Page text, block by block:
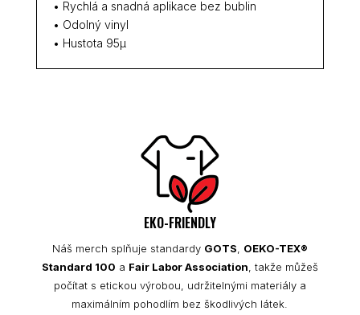
• Rychlá a snadná aplikace bez bublin
• Odolný vinyl
• Hustota 95µ
EKO-FRIENDLY
Náš merch splňuje standardy GOTS
OEKO-TEX®
Standard 100 a Fair Labor Association , takže můžeš
počítat s etickou výrobou, udržitelnými materiály a
maximálním pohodlím bez škodlivých látek.